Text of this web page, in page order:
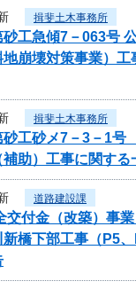
揖斐土木事務所
砂工急傾7－063号
崩壊対策事業）工
揖斐土木事務所
砂工砂メ7－3－1
助）工事に関する
道路建設課
交付金（改築）事
新橋下部工事（P5